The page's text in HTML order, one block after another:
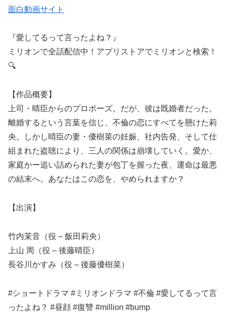
面白動画サイト
『愛してるって言ったよね？』
ミリオンで全話配信中！アプリストアでミリオンと検索！
🔍
【作品概要】
上司・晴臣からのプロポーズ。だが、彼は既婚者だった。
離婚するという言葉を信じ、不倫の恋にすべてを懸けた莉
央。しかし晴臣の妻・優樹菜の妊娠、社内告発、そして仕
組まれた盗聴により、三人の関係は崩壊していく。愛か、
家庭かー追い詰められた妻が包丁を握った夜、運命は最悪
の結末へ。あなたはこの恋を、やめられますか？
【出演】
竹内茉音（役 – 飯田莉央）
上山 周（役 – 後藤晴臣）
長谷川かすみ（役 – 後藤優樹菜）
#ショートドラマ #ミリオンドラマ #不倫 #愛してるって言
ったよね？ #昼顔 #復讐 #million #bump